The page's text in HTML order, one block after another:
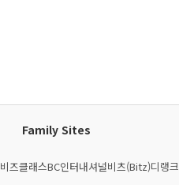
Family Sites
비즈클래스BC인터내셔널비츠(Bitz)디랭크